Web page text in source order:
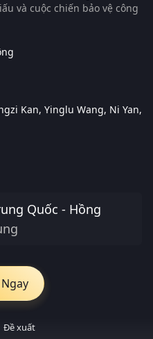
và cuộc chiến bảo vệ công
Kan Yinglu Wang Ni Yan
Quốc - Hồng
Đề xuất